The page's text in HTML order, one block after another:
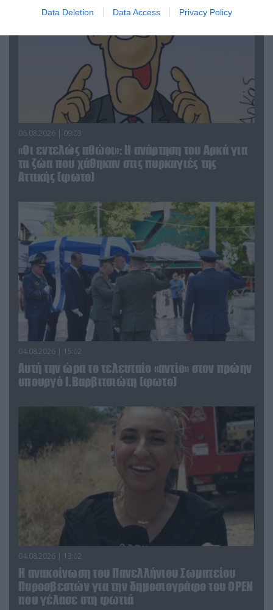
Data Deletion Data Access Privacy Policy
06.08.2026 | 09:03
«Οι εντελώς αθώοι»: Η ανάρτηση του Αρκά για
τα ζώα που χάθηκαν στις πυρκαγιές της
Αττικής (φωτο)
04.08.2026 | 15:02
Αυτή την ώρα το τελευταίο «αντίο» στον πρώην
υπουργό Ι.Βαρβιτσιώτη (φωτο)
04.08.2026 | 13:02
Η ανακοίνωση του Πανελλήνιου Σωματείου
Πυροσβεστών για την δημοσιογράφο του OPEN
που γέλασε στη φωτιά